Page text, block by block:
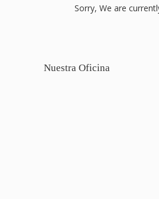
Sorry, We are
Nuestra Oficina